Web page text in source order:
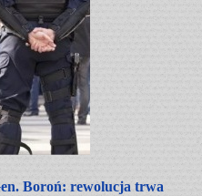
Boroń: rewolucja trwa